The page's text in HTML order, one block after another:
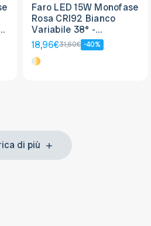
Faro LED 15W Monofase
Rosa CRI92 Bianco
Variabile 38° -
Bridgelux LED
18,96€31,60€ -40%
di più